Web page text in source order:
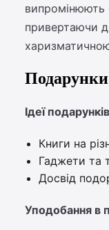
випромінюють
привертаючи
Подарунки
Ідеї
Книги на
Гаджети та
Досвід
Уподобання в